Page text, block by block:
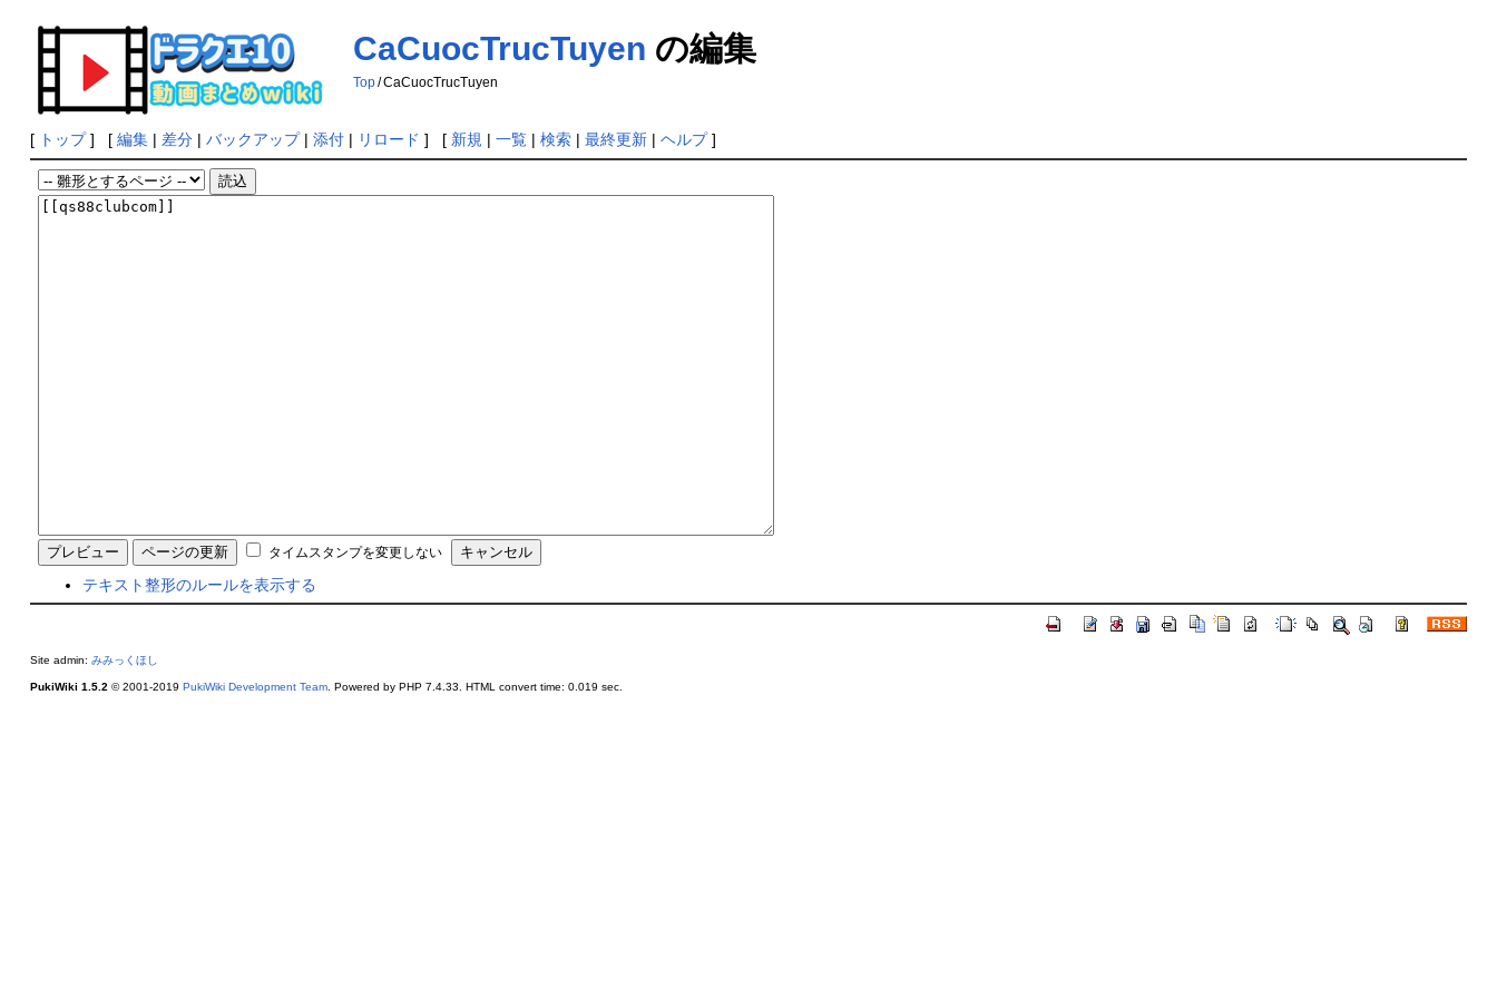
CaCuocTrucTuyen の編集
Top/CaCuocTrucTuyen
[ トップ] [ 編集| 差分| バックアップ| 添付| リロード ] [ 新規 | 一覧| 検索| 最終更新| ヘルプ]
タイムスタンプを変更しない
テキスト整形のルールを表示する
Site admin: みみっくほし
PukiWiki 1.5.2 © 2001-2019 PukiWiki Development Team. Powered by PHP 7.4.33. HTML convert time: 0.019 sec.